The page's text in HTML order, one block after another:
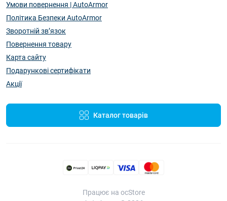
Умови повернення | AutoArmor
Політика Безпеки AutoArmor
Зворотній зв’язок
Повернення товару
Карта сайту
Подарункові сертифікати
Акції
Каталог товарів
Працює на ocStore